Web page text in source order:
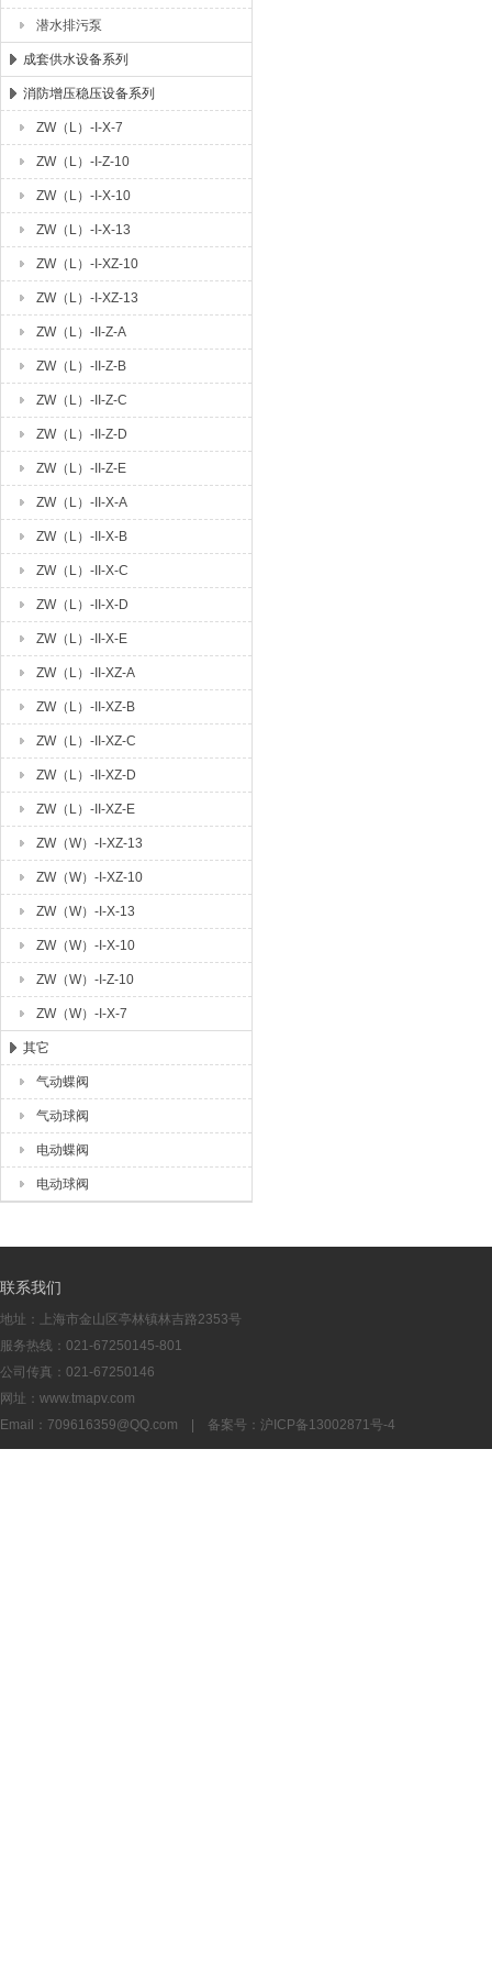
潜水排污泵
成套供水设备系列
消防增压稳压设备系列
ZW（L）-I-X-7
ZW（L）-I-Z-10
ZW（L）-I-X-10
ZW（L）-I-X-13
ZW（L）-I-XZ-10
ZW（L）-I-XZ-13
ZW（L）-II-Z-A
ZW（L）-II-Z-B
ZW（L）-II-Z-C
ZW（L）-II-Z-D
ZW（L）-II-Z-E
ZW（L）-II-X-A
ZW（L）-II-X-B
ZW（L）-II-X-C
ZW（L）-II-X-D
ZW（L）-II-X-E
ZW（L）-II-XZ-A
ZW（L）-II-XZ-B
ZW（L）-II-XZ-C
ZW（L）-II-XZ-D
ZW（L）-II-XZ-E
ZW（W）-I-XZ-13
ZW（W）-I-XZ-10
ZW（W）-I-X-13
ZW（W）-I-X-10
ZW（W）-I-Z-10
ZW（W）-I-X-7
其它
气动蝶阀
气动球阀
电动蝶阀
电动球阀
联系我们
地址：上海市金山区亭林镇林吉路2353号
服务热线：021-67250145-801
公司传真：021-67250146
网址：www.tmapv.com
Email： 709616359@QQ.com | 备案号： 沪ICP备13002871号-4